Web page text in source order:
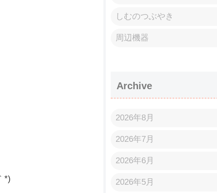
しむのつぶやき
周辺機器
Archive
2026年8月
2026年7月
2026年6月
2026年5月